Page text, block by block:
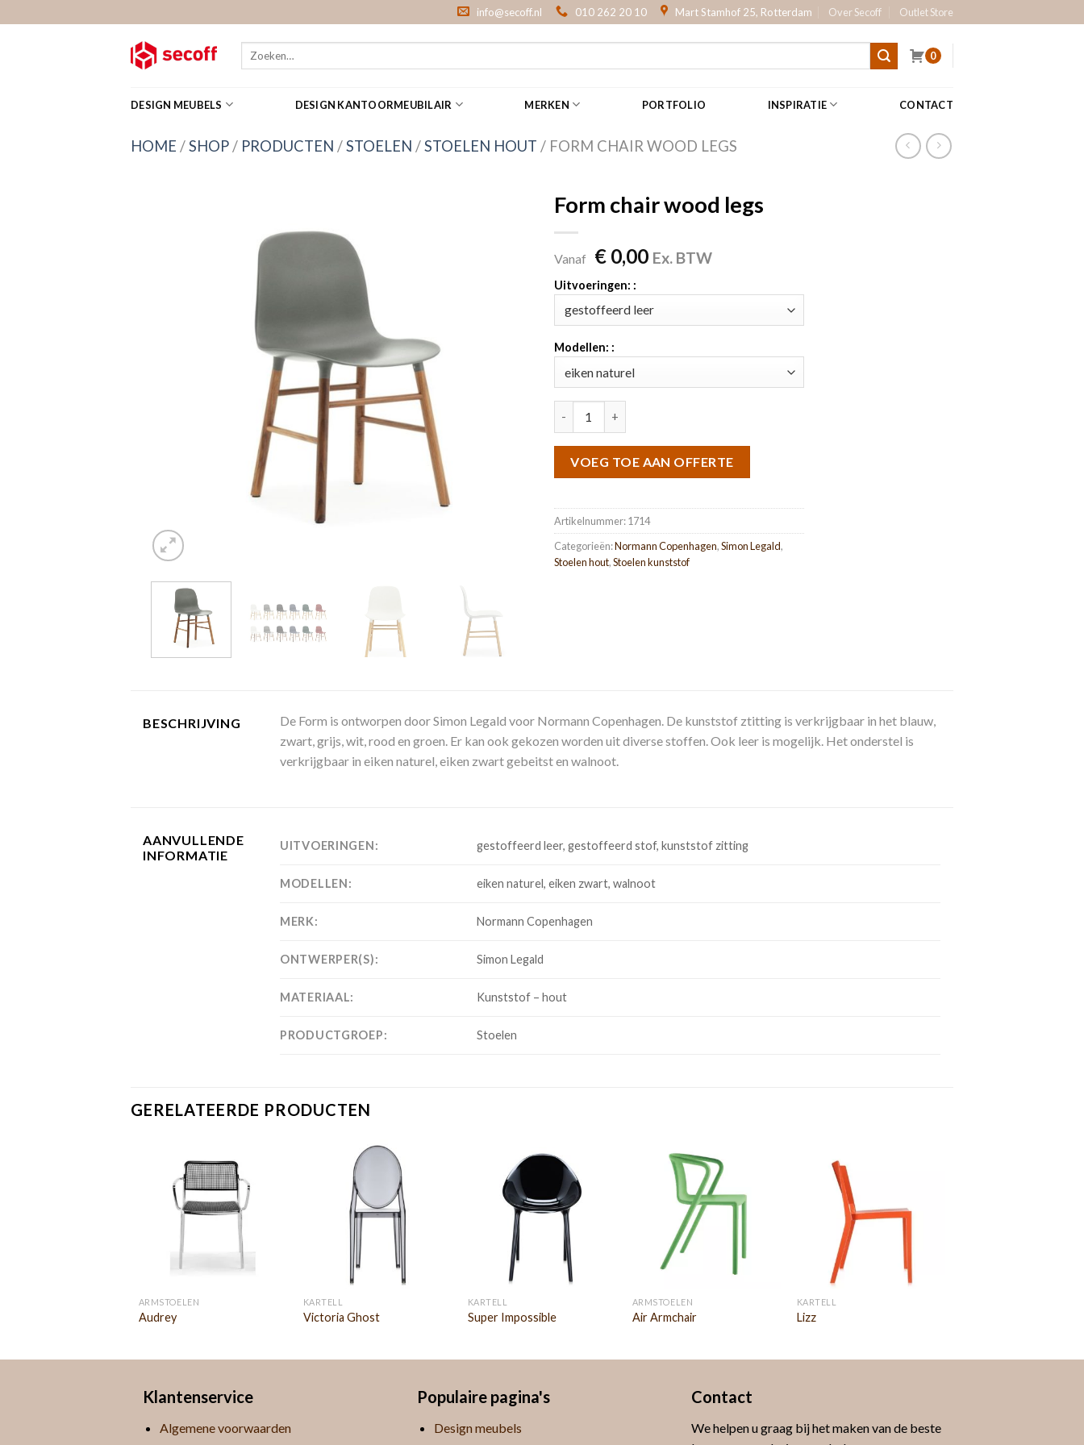
to
info@secoff.nl 010 262 20 10 Mart Stamhof 25, Rotterdam Over Secoff Outlet Store
Zoeken
0
DESIGN MEUBELS DESIGN KANTOORMEUBILAIR MERKEN PORTFOLIO INSPIRATIE CONTACT
HOME /SHOP / PRODUCTEN /STOELEN /STOELEN HOUT / FORM CHAIR WOOD LEGS
Form chair wood legs
Vanaf €0,00 Ex. BTW
Uitvoeringen: :
Modellen: :
VOEG TOE AAN OFFERTE
Artikelnummer:1714
Categorieën:Normann Copenhagen,Simon Legald,
Stoelen hout,Stoelen kunststof
BESCHRIJVING
De Form is ontworpen door Simon Legald voor Normann Copenhagen. De kunststof ztitting is verkrijgbaar in het blauw,
zwart, grijs, wit, rood en groen. Er kan ook gekozen worden uit diverse stoffen. Ook leer is mogelijk. Het onderstel is
verkrijgbaar in eiken naturel, eiken zwart gebeitst en walnoot.
AANVULLENDE
INFORMATIE
UITVOERINGEN: gestoffeerd leer, gestoffeerd stof, kunststof zitting
MODELLEN: eiken naturel, eiken zwart, walnoot
MERK: Normann Copenhagen
ONTWERPER(S): Simon Legald
MATERIAAL: Kunststof – hout
PRODUCTGROEP: Stoelen
GERELATEERDE PRODUCTEN
ARMSTOELEN
Audrey
KARTELL
Victoria Ghost
KARTELL
Super Impossible
ARMSTOELEN
Air Armchair
KARTELL
Lizz
Klantenservice
Algemene voorwaarden
Populaire pagina's
Design meubels
Contact
We helpen u graag bij het maken van de beste